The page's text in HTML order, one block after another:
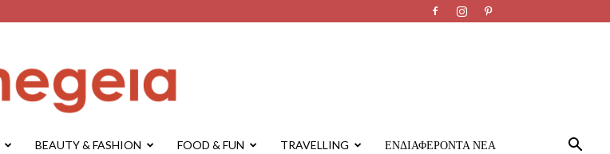
BEAUTY & FASHION FOOD & FUN TRAVELLING ΕΝΔΙΑΦΈΡΟΝΤΑ ΝΈΑ